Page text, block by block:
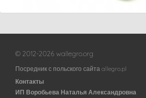
© 2012-2026 wallegro.org
Посредник с польского сайта allegro.pl
Контакты
ИП Воробьева Наталья Александровна